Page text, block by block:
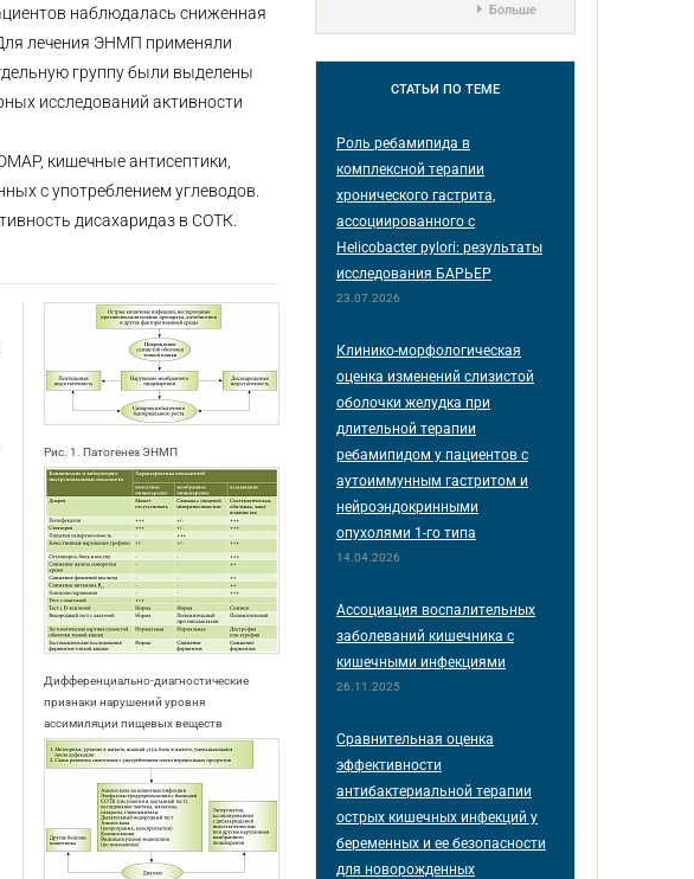
наблюдалась сниженная
лечения ЭНМП применяли
группу были выделены
исследований активности
кишечные антисептики,
с употреблением углеводов.
дисахаридаз в СОТК.
Рис. 1. Патогенез ЭНМП
Дифференциально-диагностические
признаки нарушений уровня
ассимиляции пищевых веществ
Больше
СТАТЬИ ПО ТЕМЕ
Роль ребамипида в
комплексной терапии
хронического гастрита,
ассоциированного с
Helicobacter pylori: результаты
исследования БАРЬЕР
23.07.2026
Клинико-морфологическая
оценка изменений слизистой
оболочки желудка при
длительной терапии
ребамипидом у пациентов с
аутоиммунным гастритом и
нейроэндокринными
опухолями 1-го типа
14.04.2026
Ассоциация воспалительных
заболеваний кишечника с
кишечными инфекциями
26.11.2025
Сравнительная оценка
эффективности
антибактериальной терапии
острых кишечных инфекций у
беременных и ее безопасности
для новорожденных